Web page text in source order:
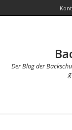
Der Blog der